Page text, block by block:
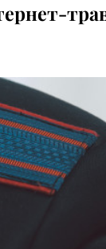
ребенка